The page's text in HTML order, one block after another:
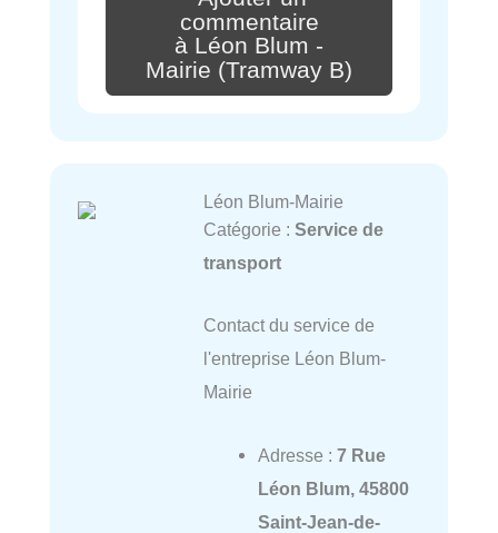
commentaire
à Léon Blum -
Mairie (Tramway B)
Léon Blum-Mairie
Catégorie : Service de
transport
Contact du service de
l'entreprise Léon Blum-
Mairie
Adresse : 7 Rue
Léon Blum, 45800
Saint-Jean-de-